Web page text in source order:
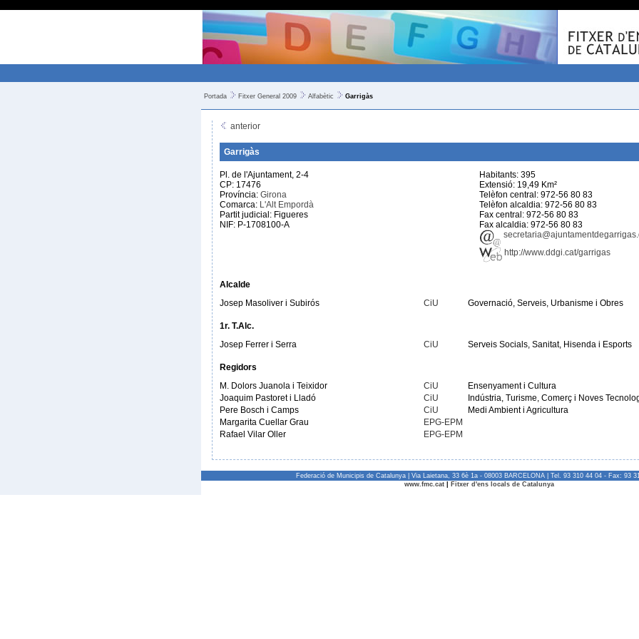
Portada Fitxer General 2009 Alfabètic Garrigàs
anterior
Garrigàs
Pl. de l'Ajuntament, 2-4
CP: 17476
Província: Girona
Comarca: L'Alt Empordà
Partit judicial: Figueres
NIF: P-1708100-A
Habitants: 395
Extensió: 19,49 Km²
Telèfon central: 972-56 80 83
Telèfon alcaldia: 972-56 80 83
Fax central: 972-56 80 83
Fax alcaldia: 972-56 80 83
http://www.ddgi.cat/garrigas
Alcalde
Josep Masoliver i Subirós
CiU Governació, Serveis, Urbanisme i Obres
1r. T.Alc.
Josep Ferrer i Serra
CiU Serveis Socials, Sanitat, Hisenda i Esports
Regidors
M. Dolors Juanola i Teixidor
CiU
Ensenyament i Cultura
Joaquim Pastoret i Lladó
CiU
Indústria, Turisme, Comerç i Noves
Pere Bosch i Camps
CiU
Medi Ambient i Agricultura
Margarita Cuellar Grau
EPG-EPM
Rafael Vilar Oller
EPG-EPM
Federació de Municipis de Catalunya | Via Laietana, 33 6è 1a - 08003 BARCELONA | Tel. 93 310 44 04 - Fax: 93
www.fmc.cat
Fitxer d'ens locals de Catalunya